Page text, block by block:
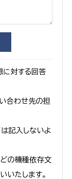
に対する回答
合わせ先の担
記入しないよ
の機種依存文
いたします。